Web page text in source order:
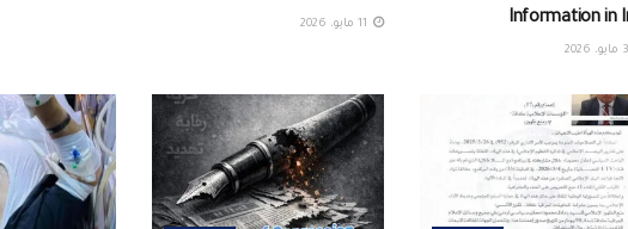
Information in